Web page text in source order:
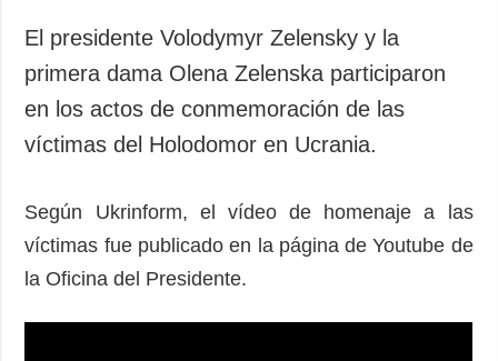
Sociedad y
Cultura
Deportes
Crimen
emergencias
protección de
ADICIONAL
Podcasts
Publicaciones
SERVICIOS
Banco de
El presidente Volodymyr Zelensky y la
primera dama Olena Zelenska participaron
en los actos de conmemoración de las
víctimas del Holodomor en Ucrania.
Según Ukrinform, el vídeo de homenaje a las
víctimas fue publicado en la página de Youtube de
la Oficina del Presidente.